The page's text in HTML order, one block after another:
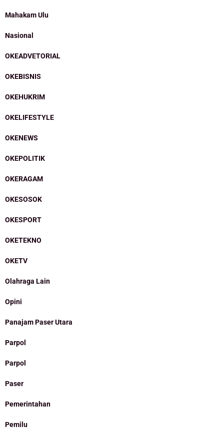
Mahakam Ulu
Nasional
OKEADVETORIAL
OKEBISNIS
OKEHUKRIM
OKELIFESTYLE
OKENEWS
OKEPOLITIK
OKERAGAM
OKESOSOK
OKESPORT
OKETEKNO
OKETV
Olahraga Lain
Opini
Panajam Paser Utara
Parpol
Parpol
Paser
Pemerintahan
Pemilu